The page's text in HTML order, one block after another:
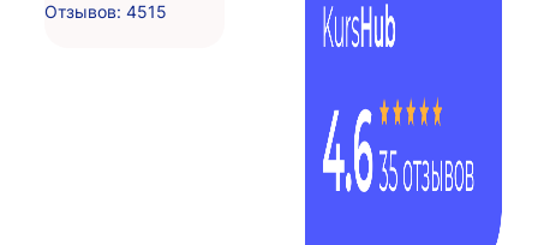
Отзывов: 4515